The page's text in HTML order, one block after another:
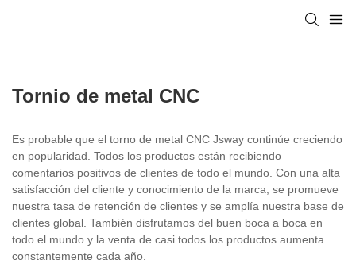
Tornio de metal CNC
Es probable que el torno de metal CNC Jsway continúe creciendo
en popularidad. Todos los productos están recibiendo
comentarios positivos de clientes de todo el mundo. Con una alta
satisfacción del cliente y conocimiento de la marca, se promueve
nuestra tasa de retención de clientes y se amplía nuestra base de
clientes global. También disfrutamos del buen boca a boca en
todo el mundo y la venta de casi todos los productos aumenta
constantemente cada año.